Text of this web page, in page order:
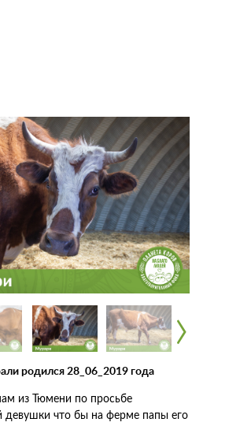
из Тюмени по просьбе
девушки что бы на ферме папы его
родился 28_06_2019 года
‹
‹